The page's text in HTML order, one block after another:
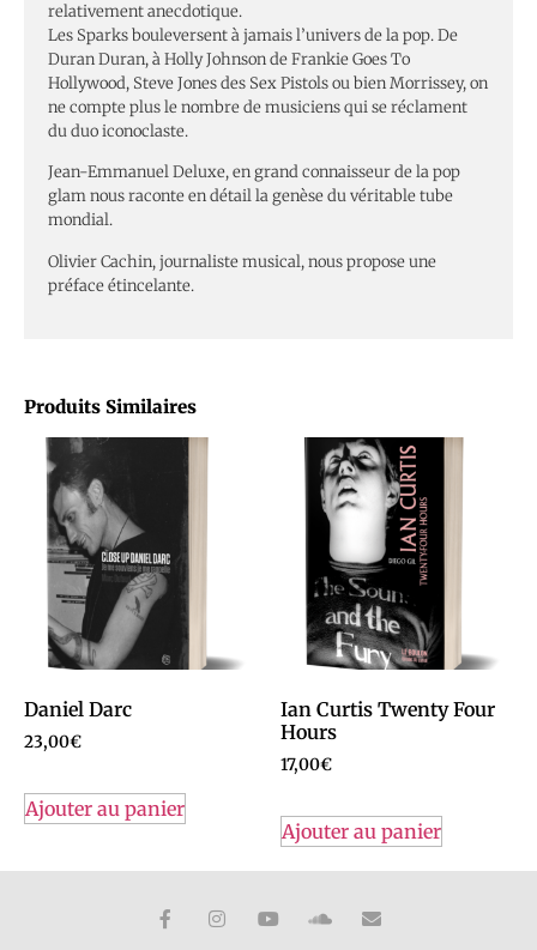
Produits Similaires
Daniel Darc
23,00€
Ajouter au panier
Ian Curtis Twenty Four
Hours
17,00€
Ajouter au panier
relativement anecdotique.
Les Sparks bouleversent à jamais l’univers de la pop. De
Duran Duran, à Holly Johnson de Frankie Goes To
Hollywood, Steve Jones des Sex Pistols ou bien Morrissey, on
ne compte plus le nombre de musiciens qui se réclament
du duo iconoclaste.
Jean-Emmanuel Deluxe, en grand connaisseur de la pop
glam nous raconte en détail la genèse du véritable tube
mondial.
Olivier Cachin, journaliste musical, nous propose une
préface étincelante.